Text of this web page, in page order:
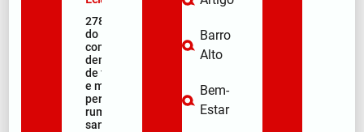
278ª Romaria
do Muquém
começa com
demonstração
de fé, emoção
e milhares de
peregrinos
rumo ao
santuário
Barro
Alto
Bem-
Estar